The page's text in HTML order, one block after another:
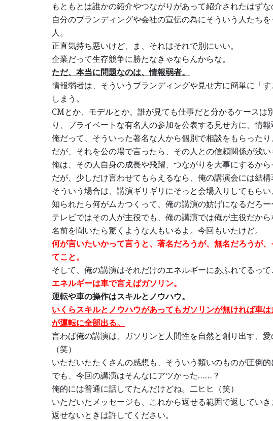
もともとは誰かの紹介やつながりがあって紹介されたはず
自分のブランディングや会社の宣伝の為にそういう人たち
人。
正直気持ち悪いけど、ま、それはそれで別にいい。
企業だって生存競争に勝たなきゃならんからな。
ただ、本当に問題なのは、情報弱者。
情報弱者は、そういうブランディングや見せ方に簡単に「
しまう。
CMとか、モデルとか、誰が見ても仕事だと分かるケースは
り、プライベートな有名人の参加を公表する見せ方に、情報
俺だって、そういった著名な人から個別で相談をもらった
だが、それを公の場で言ったら、その人との信頼関係が浅い
俺は、その人自身の成長や飛躍、つながりを大事にするから
だが、少しだけ言わせてもらえるなら、俺の講演会には結構
そういう場合は、講演ギリギリにそっと会場入りしてもらい
知られたら何がムカつくって、俺の講演の妨げになるだろー
テレビではその人が主役でも、俺の講演では俺が主役だから
名前を聞いたら驚くような人もいるよ。今回もいたけど。
何が言いたいかって言うと、著名だろうが、無名だろうが
てこと。
そして、俺の講演はそれだけのエネルギーにあふれてるって
エネルギーは車で言えばガソリン。
運転や車の操作はスキルとノウハウ。
いくらスキルとノウハウがあってもガソリンが無ければ車
が運転に全部出る。
言わば俺の講演は、ガソリンと人間性を自然と創り出す、
（笑）
いただいたたくさんの感想も、そういう類いのものが圧倒的
でも、今回の講演はそんなにアツかった……？
俺的には普通に話してたんだけどね。二ヒヒ（笑）
いただいたメッセージも、これから返せる範囲で返していき
返せないときは許してください。